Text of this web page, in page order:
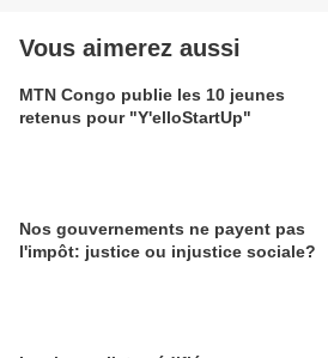
Vous aimerez aussi
MTN Congo publie les 10 jeunes
retenus pour "Y'elloStartUp"
Nos gouvernements ne payent pas
l'impôt: justice ou injustice sociale?